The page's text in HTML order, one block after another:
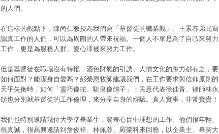
的人們。
在這樣的觀點下，陳尚仁教授為我們寫「基督徒的職業觀」、王景春弟兄寫
認真工作的人們，可以為周圍的人帶來祝福。一個人不單是為了自己來努力
工作，更是為服務人群、愛心澤被來努力工作。
但是基督徒在職場沒有特權，酒色財氣的引誘、人情文化的壓力都有之，要
如何面對？能潔身自愛嗎？彭榮恩牧師建議我們，在工作要求與信仰原則的
天平失衡時，如何「靈巧像蛇、馴良像鴿子」；民意代表徐佳青、律師林永
頌也分別就基督徒的工作倫理，來分享自身的經驗。真人實事，非常寶貴！
我們也特別邀請幾位大學準畢業生，發表心目中理想的工作。他們很年輕、
很真誠，很高興邀請到詹俊裕、林佩蓉、羅榮科來回應，以企業主、畢契大